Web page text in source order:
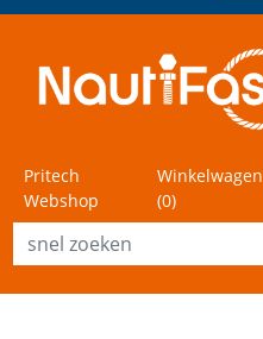
Pritech
Webshop
Winkelwagen
(0)